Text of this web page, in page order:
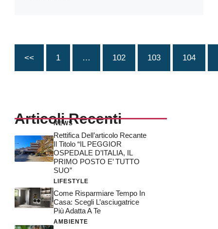
<< 1 … 102 103 104
Articoli Recenti
NEWS
Rettifica Dell’articolo Recante
Il Titolo “IL PEGGIOR
OSPEDALE D’ITALIA, IL
PRIMO POSTO E’ TUTTO
SUO”
LIFESTYLE
Come Risparmiare Tempo In
Casa: Scegli L’asciugatrice
Più Adatta A Te
AMBIENTE